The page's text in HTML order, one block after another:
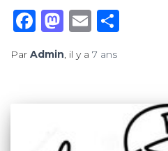
Facebook
Mastodon
Email
Par Admin, il y a 7 ans